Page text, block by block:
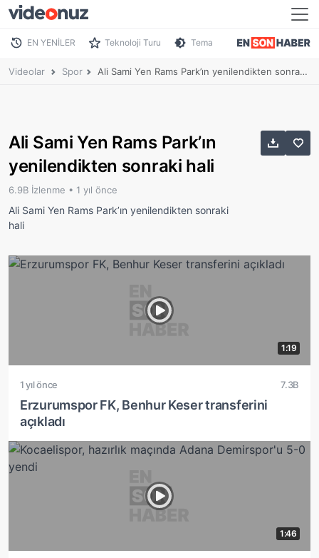
EN YENİLER Teknoloji Turu Tema
Videolar Spor Ali Sami Yen Rams Park’ın yenilendikten sonraki hali
Ali Sami Yen Rams Park’ın
yenilendikten sonraki hali
6.9B İzlenme • 1 yıl önce
Ali Sami Yen Rams Park’ın yenilendikten sonraki
hali
1:19
1 yıl önce 7.3B
Erzurumspor FK, Benhur Keser transferini
açıkladı
1:46